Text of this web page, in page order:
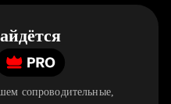
сопроводительные,